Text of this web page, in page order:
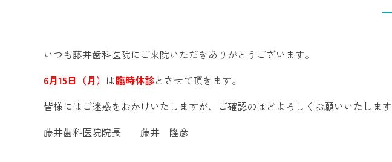
いつも藤井歯科医院にご来院いただきありがとうございます。
6月15日（月） は臨時休診とさせて頂きます。
皆様にはご迷惑をおかけいたしますが、ご確認のほどよろしくお願いいたします
藤井歯科医院院長 藤井 隆彦